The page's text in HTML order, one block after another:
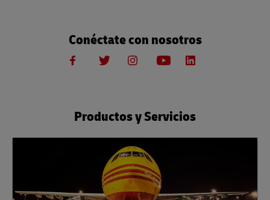
Conéctate con nosotros
Productos y Servicios